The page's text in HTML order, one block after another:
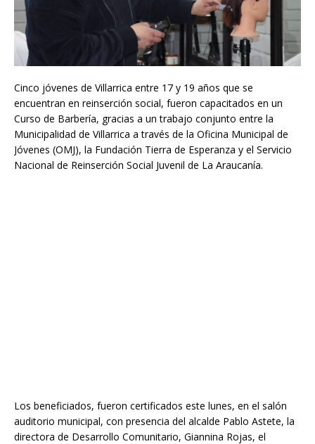
Cinco jóvenes de Villarrica entre 17 y 19 años que se
encuentran en reinserción social, fueron capacitados en un
Curso de Barbería, gracias a un trabajo conjunto entre la
Municipalidad de Villarrica a través de la Oficina Municipal de
Jóvenes (OMJ), la Fundación Tierra de Esperanza y el Servicio
Nacional de Reinserción Social Juvenil de La Araucanía.
Los beneficiados, fueron certificados este lunes, en el salón
auditorio municipal, con presencia del alcalde Pablo Astete, la
directora de Desarrollo Comunitario, Giannina Rojas, el